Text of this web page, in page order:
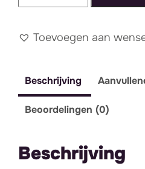
cm Toevoegen aan
Beschrijving
Beoordelingen (0)
Beschrijving